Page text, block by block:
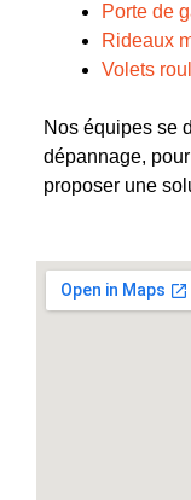
Porte de
Rideaux
Volets
Nos équipes se
dépannage,
proposer une